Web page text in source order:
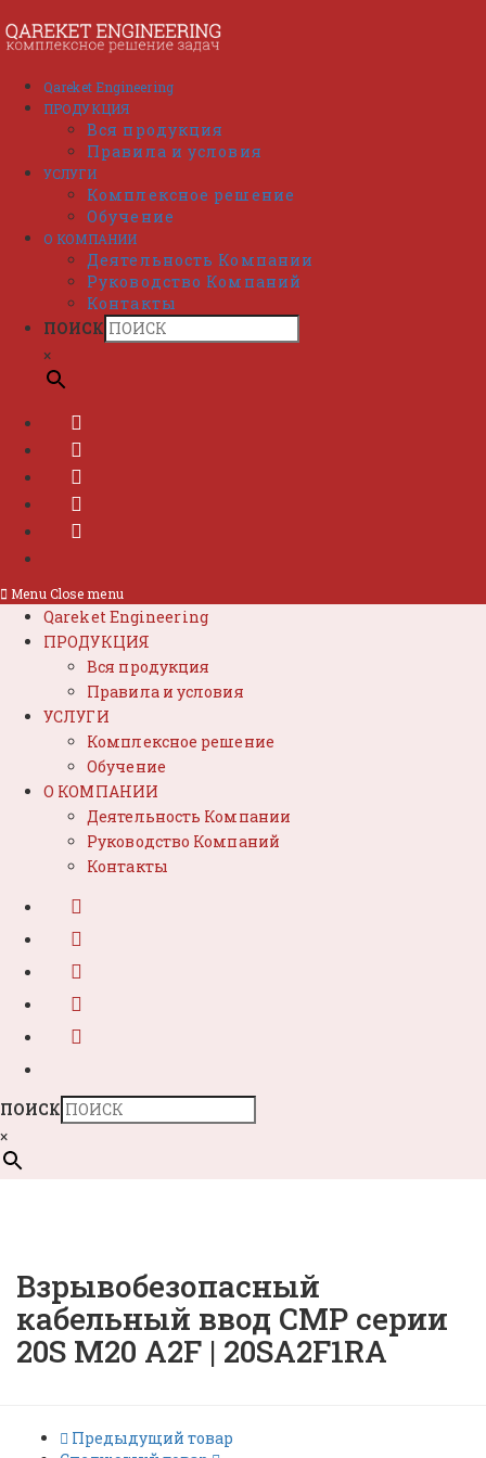
к
содержимому
Qareket Engineering
ПРОДУКЦИЯ
Вся продукция
Правила и условия
УСЛУГИ
Комплексное решение
Обучение
О КОМПАНИИ
Деятельность Компании
Руководство Компаний
Контакты
ПОИСК
×
Menu Close menu
Qareket Engineering
ПРОДУКЦИЯ
Вся продукция
Правила и условия
УСЛУГИ
Комплексное решение
Обучение
О КОМПАНИИ
Деятельность Компании
Руководство Компаний
Контакты
ПОИСК
×
Взрывобезопасный
кабельный ввод CMP серии
20S M20 A2F | 20SA2F1RA
Предыдущий товар